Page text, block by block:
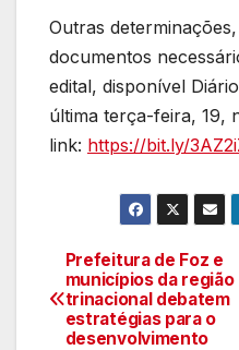
Outras
documentos
edital, disponível
última terça-feira, 19,
link: https://bit.ly/
Navegação
de
Prefeitura de Foz e
municípios da região
trinacional debatem
estratégias para o
desenvolvimento